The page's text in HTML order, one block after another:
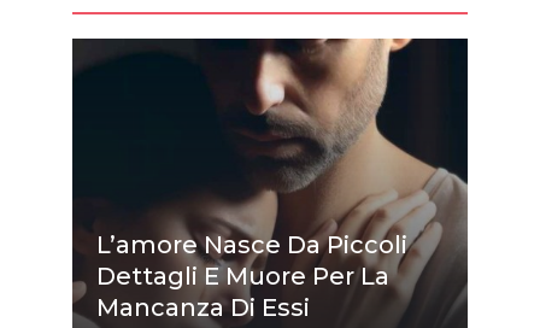
L’amore Nasce Da Piccoli
Dettagli E Muore Per La
Mancanza Di Essi